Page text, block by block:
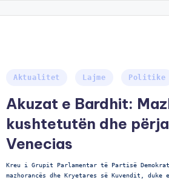
Aktualitet Lajme Politike
Akuzat e Bardhit:
kushtetutën dhe
Venecias
Kreu i Grupit Parlamentar të Partisë
mazhorancës dhe Kryetares së Kuvendit,